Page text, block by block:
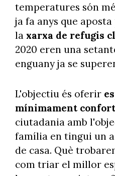
temperatures són
ja fa anys que
la xarxa de refugis
2020 eren una
enguany ja se
L'objectiu és oferir
mínimament
ciutadania amb
família en tingui un
de casa. Què
com triar el millor